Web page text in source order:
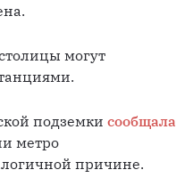
могут
подземки
метро
причине.